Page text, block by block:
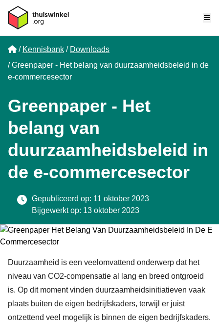
Home
Kennisbank
Downloads
Greenpaper - Het belang van duurzaamheidsbeleid in de
e-commercesector
Greenpaper - Het
belang van
duurzaamheidsbeleid in
de e-commercesector
Gepubliceerd op: 11 oktober 2023
Bijgewerkt op: 13 oktober 2023
Duurzaamheid is een veelomvattend onderwerp dat het
niveau van CO2-compensatie al lang en breed ontgroeid
is. Op dit moment vinden duurzaamheidsinitiatieven vaak
plaats buiten de eigen bedrijfskaders, terwijl er juist
ontzettend veel mogelijk is binnen de eigen bedrijfskaders.